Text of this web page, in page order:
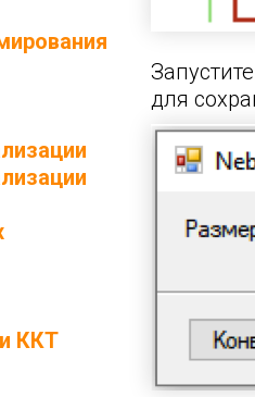
для
ККТ